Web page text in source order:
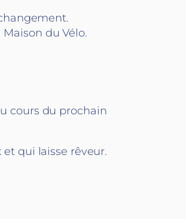
du Vélo.
cours du prochain
qui laisse rêveur.